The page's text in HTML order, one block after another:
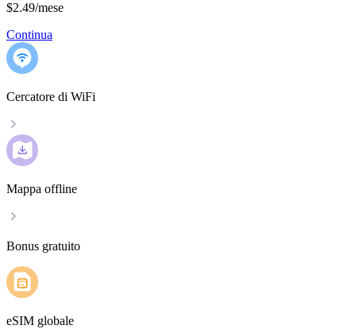
$2.49/mese
Continua
Cercatore di WiFi
Mappa offline
Bonus gratuito
eSIM globale